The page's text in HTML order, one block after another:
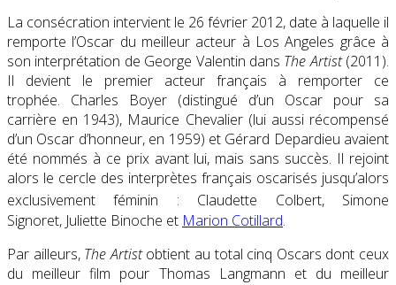
La consécration intervient le 26 février 2012, date à laquelle il
remporte l’Oscar du meilleur acteur à Los Angeles grâce à
son interprétation de George Valentin dans The Artist(2011).
Il devient le premier acteur français à remporter ce
trophée. Charles Boyer (distingué d’un Oscar pour sa
carrière en 1943), Maurice Chevalier (lui aussi récompensé
d’un Oscar d’honneur, en 1959) et Gérard Depardieu avaient
été nommés à ce prix avant lui, mais sans succès. Il rejoint
alors le cercle des interprètes français oscarisés jusqu’alors
exclusivement féminin : Claudette Colbert, Simone
Signoret, Juliette Binoche et Marion Cotillard.
Par ailleurs, The Artistobtient au total cinq Oscars dont ceux
du meilleur film pour Thomas Langmann et du meilleur